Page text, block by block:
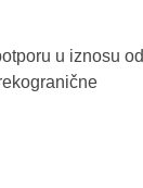
u iznosu od